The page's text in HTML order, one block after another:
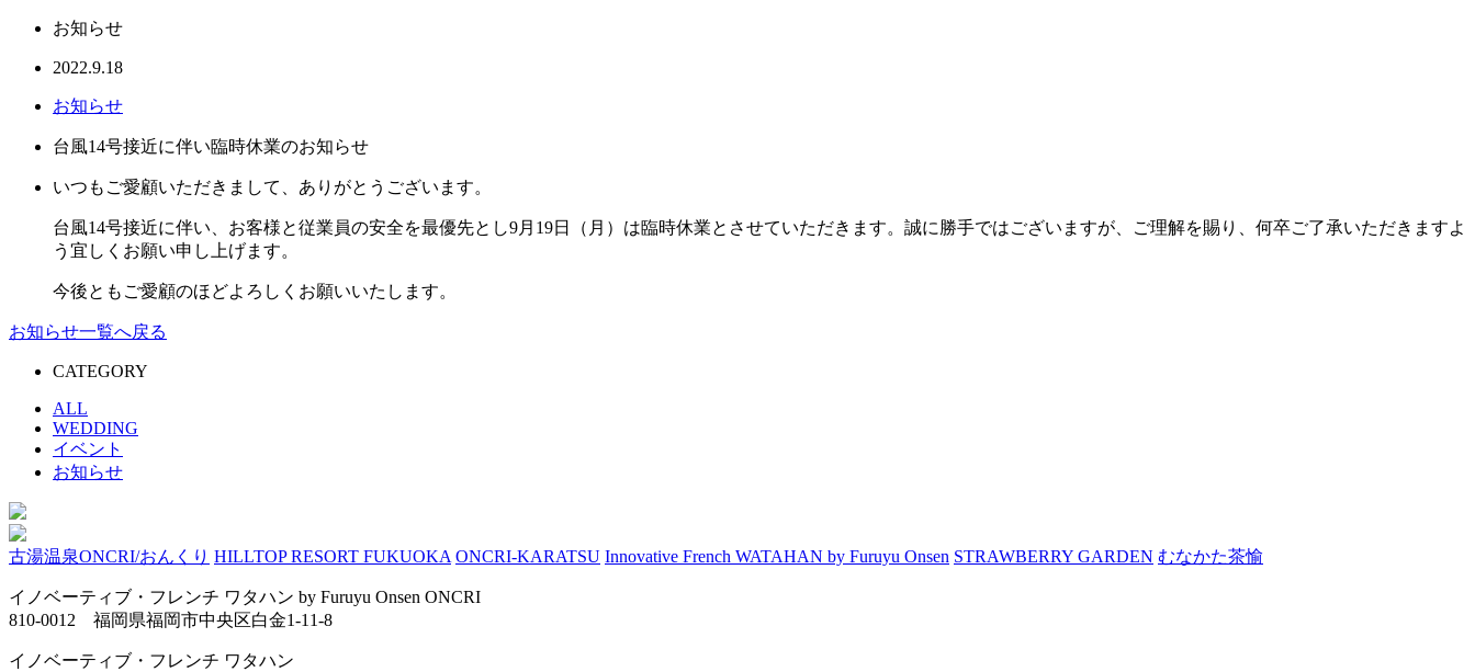
お知らせ
2022.9.18
お知らせ
台風14号接近に伴い臨時休業のお知らせ
いつもご愛顧いただきまして、ありがとうございます。
台風14号接近に伴い、お客様と従業員の安全を最優先とし9月19日（月）は臨時休業とさせていただきます。誠に勝手ではございますが、ご理解を賜り、何卒ご了承いただきますよ
う宜しくお願い申し上げます。
今後ともご愛顧のほどよろしくお願いいたします。
お知らせ一覧へ戻る
CATEGORY
ALL
WEDDING
イベント
お知らせ
古湯温泉ONCRI/おんくり HILLTOP RESORT FUKUOKA ONCRI‐KARATSU Innovative French WATAHAN by Furuyu Onsen STRAWBERRY GARDEN むなかた茶愉
イノベーティブ・フレンチ ワタハン by Furuyu Onsen ONCRI
810-0012 福岡県福岡市中央区白金1-11-8
イノベーティブ・フレンチ ワタハン